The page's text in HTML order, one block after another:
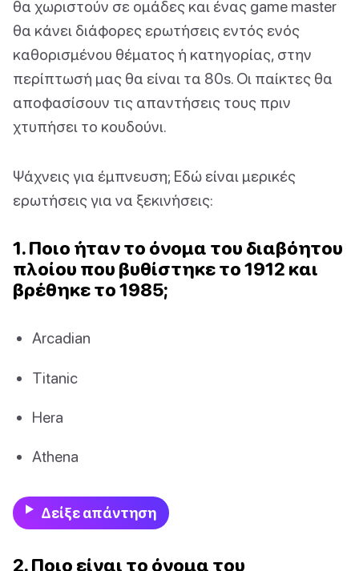
θα χωριστούν σε ομάδες και ένας game master
θα κάνει διάφορες ερωτήσεις εντός ενός
καθορισμένου θέματος ή κατηγορίας, στην
περίπτωσή μας θα είναι τα 80s. Οι παίκτες θα
αποφασίσουν τις απαντήσεις τους πριν
χτυπήσει το κουδούνι.
Ψάχνεις για έμπνευση; Εδώ είναι μερικές
ερωτήσεις για να ξεκινήσεις:
1. Ποιο ήταν το όνομα του διαβόητου
πλοίου που βυθίστηκε το 1912 και
βρέθηκε το 1985;
Arcadian
Titanic
Hera
Athena
Δείξε απάντηση
2. Ποιο είναι το όνομα του